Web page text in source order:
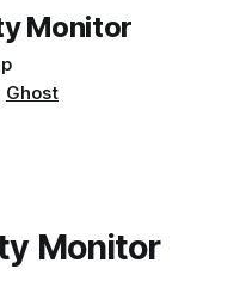
цілі все ще
Monitor
Ghost
Monitor